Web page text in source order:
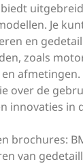
Je
en
zoals
over de
innovaties in
brochures:
van